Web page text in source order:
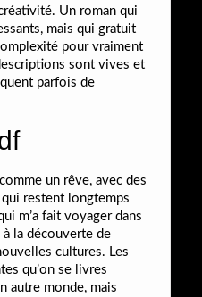
Un roman qui
mais qui gratuit
pour vraiment
sont vives et
parfois de
un rêve, avec des
restent longtemps
m’a fait voyager dans
à la découverte de
cultures. Les
qu’on se livres
autre monde, mais